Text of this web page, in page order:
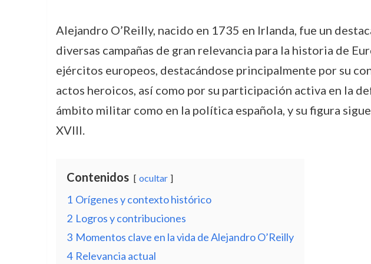
Alejandro O’Reilly, nacido en 1735 en Irlanda, fue un
diversas campañas de gran relevancia para la historia de
ejércitos europeos, destacándose principalmente por su
actos heroicos, así como por su participación activa en la
ámbito militar como en la política española, y su figura
XVIII.
Contenidos ocultar
1 Orígenes y contexto histórico
2 Logros y contribuciones
3 Momentos clave en la vida de Alejandro O’Reilly
4 Relevancia actual